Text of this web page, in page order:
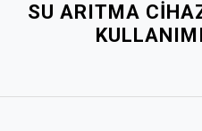
SU ARITMA